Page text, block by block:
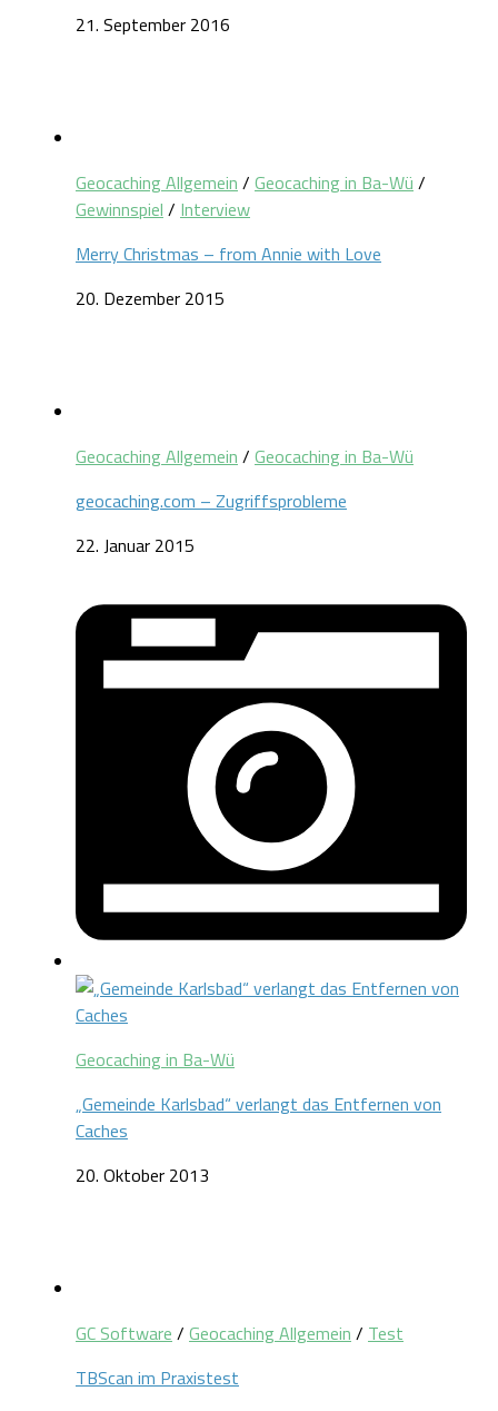
21. September 2016
Geocaching Allgemein / Geocaching in Ba-Wü /
Gewinnspiel / Interview
Merry Christmas – from Annie with Love
20. Dezember 2015
Geocaching Allgemein / Geocaching in Ba-Wü
geocaching.com – Zugriffsprobleme
22. Januar 2015
Geocaching in Ba-Wü
„Gemeinde Karlsbad“ verlangt das Entfernen von
Caches
20. Oktober 2013
GC Software / Geocaching Allgemein / Test
TBScan im Praxistest